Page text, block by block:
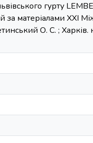
гурту
матеріалами ХХІ
О. С. ;